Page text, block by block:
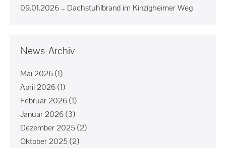
09.01.2026 – Dachstuhlbrand im Kinzigheimer Weg
News-Archiv
Mai 2026(1)
April 2026(1)
Februar 2026(1)
Januar 2026(3)
Dezember 2025(2)
Oktober 2025(2)